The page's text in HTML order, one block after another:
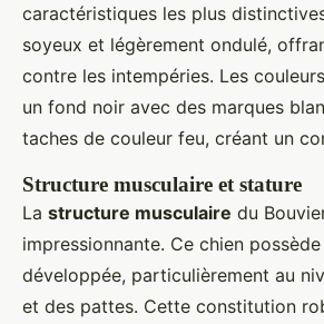
caractéristiques les plus
soyeux et légèrement ondulé,
contre les intempéries. Les
un fond noir avec des marques
taches de couleur feu, créant un
Structure musculaire et stature
La structure musculaire du
impressionnante. Ce chien
développée, particulièrement au
et des pattes. Cette constitution